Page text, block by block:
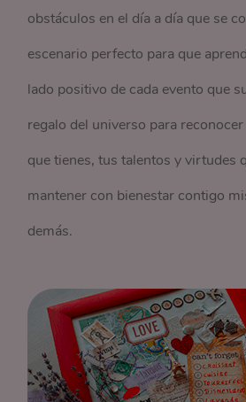
obstáculos en el día a día que se
escenario perfecto para que
lado positivo de cada evento que
regalo del universo para
que tienes, tus talentos y virtudes
mantener con bienestar contigo
demás.